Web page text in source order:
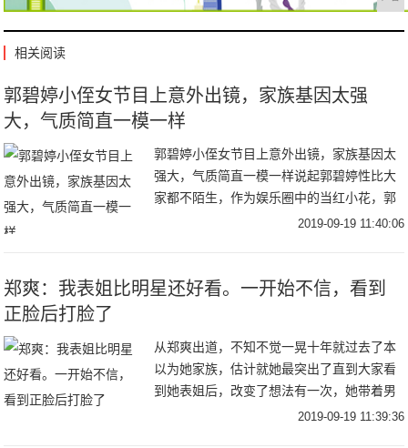
相关阅读
郭碧婷小侄女节目上意外出镜，家族基因太强
大，气质简直一模一样
郭碧婷小侄女节目上意外出镜，家族基因太
强大，气质简直一模一样说起郭碧婷性比大
家都不陌生，作为娱乐圈中的当红小花，郭
碧婷真的很神奇，虽然出道之后一直没有什
2019-09-19 11:40:06
郑爽：我表姐比明星还好看。一开始不信，看到
正脸后打脸了
从郑爽出道，不知不觉一晃十年就过去了本
以为她家族，估计就她最突出了直到大家看
到她表姐后，改变了想法有一次，她带着男
朋友来见表姐两个人先是驾车到达自己的炸
2019-09-19 11:39:36